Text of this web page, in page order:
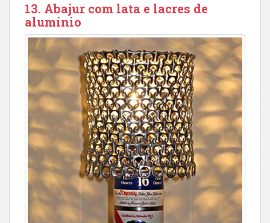
13. Abajur com lata e lacres de
alumínio